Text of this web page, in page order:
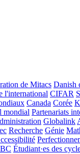
de Mitacs Danish
l'international CIFAR
Canada Corée
mondial Partenariats
Globalink
Recherche Génie
Étudiant·es des